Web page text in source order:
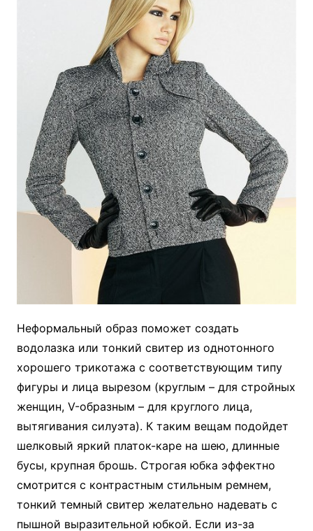
Неформальный образ поможет создать
водолазка или тонкий свитер из однотонного
хорошего трикотажа с соответствующим типу
фигуры и лица вырезом (круглым – для стройных
женщин, V-образным – для круглого лица,
вытягивания силуэта). К таким вещам подойдет
шелковый яркий платок-каре на шею, длинные
бусы, крупная брошь. Строгая юбка эффектно
смотрится с контрастным стильным ремнем,
тонкий темный свитер желательно надевать с
пышной выразительной юбкой. Если из-за